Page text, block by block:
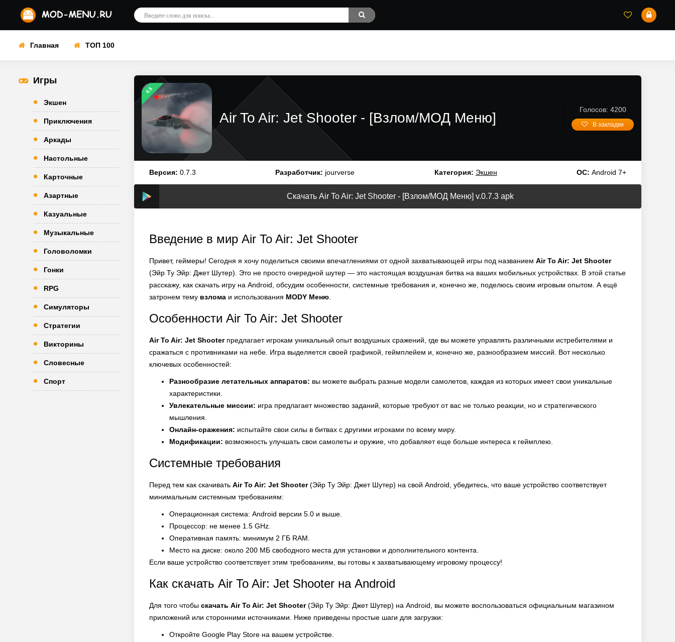
Главная ТОП 100
Игры
Экшен
Приключения
Аркады
Настольные
Карточные
Азартные
Казуальные
Музыкальные
Головоломки
Гонки
RPG
Симуляторы
Стратегии
Викторины
Словесные
Спорт
4.5
Air To Air: Jet Shooter - [Взлом/МОД Меню]
Голосов: 4200
В закладки
Версия: 0.7.3 Разработчик: jourverse Категория: Экшен ОС: Android 7+
Скачать Air To Air: Jet Shooter - [Взлом/МОД Меню] v.0.7.3 apk
Введение в мир Air To Air: Jet Shooter
Привет, геймеры! Сегодня я хочу поделиться своими впечатлениями от одной захватывающей игры под названием Air To Air: Jet Shooter
(Эйр Ту Эйр: Джет Шутер). Это не просто очередной шутер — это настоящая воздушная битва на ваших мобильных устройствах. В этой статье
расскажу, как скачать игру на Android, обсудим особенности, системные требования и, конечно же, поделюсь своим игровым опытом. А ещё
затронем тему взлома и использования MODY Меню
Особенности Air To Air: Jet Shooter
Air To Air: Jet Shooterпредлагает игрокам уникальный опыт воздушных сражений, где вы можете управлять различными истребителями и
сражаться с противниками на небе. Игра выделяется своей графикой, геймплейем и, конечно же, разнообразием миссий. Вот несколько
ключевых особенностей:
Разнообразие летательных аппаратов: вы можете выбрать разные модели самолетов, каждая из которых имеет свои уникальные
характеристики.
Увлекательные миссии: игра предлагает множество заданий, которые требуют от вас не только реакции, но и стратегического
мышления.
Онлайн-сражения: испытайте свои силы в битвах с другими игроками по всему миру.
Модификации: возможность улучшать свои самолеты и оружие, что добавляет еще больше интереса к геймплею.
Системные требования
Перед тем как скачивать Air To Air: Jet Shooter(Эйр Ту Эйр: Джет Шутер) на свой Android, убедитесь, что ваше устройство соответствует
минимальным системным требованиям:
Операционная система: Android версии 5.0 и выше.
Процессор: не менее 1.5 GHz.
Оперативная память: минимум 2 ГБ RAM.
Место на диске: около 200 МБ свободного места для установки и дополнительного контента.
Если ваше устройство соответствует этим требованиям, вы готовы к захватывающему игровому процессу!
Как скачать Air To Air: Jet Shooter на Android
Для того чтобы скачать Air To Air: Jet Shooter(Эйр Ту Эйр: Джет Шутер) на Android, вы можете воспользоваться официальным магазином
приложений или сторонними источниками. Ниже приведены простые шаги для загрузки:
Откройте Google Play Store на вашем устройстве.